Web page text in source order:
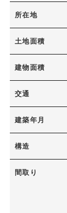
3K～
5K～
交通機関
JR
学区
所在地
土地面積
建物面積
交通
建築年月
構造
間取り